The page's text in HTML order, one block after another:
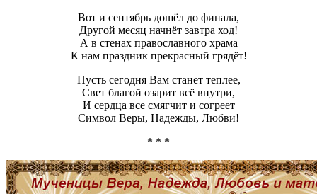
Вот и сентябрь дошёл до финала,
Другой месяц начнёт завтра ход!
А в стенах православного храма
К нам праздник прекрасный грядёт!
Пусть сегодня Вам станет теплее,
Свет благой озарит всё внутри,
И сердца все смягчит и согреет
Символ Веры, Надежды, Любви!
* * *